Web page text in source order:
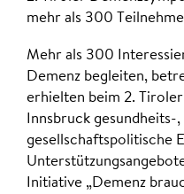
mehr als 300
Mehr als 300
Demenz begleiten,
erhielten beim 2.
Innsbruck gesundheits-,
gesellschaftspolitische
Initiative „Demenz